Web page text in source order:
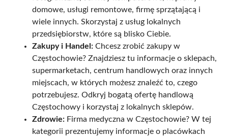
domowe, usługi remontowe, firmę sprzątającą i
wiele innych. Skorzystaj z usług lokalnych
przedsiębiorstw, które są blisko Ciebie.
Zakupy i Handel: Chcesz zrobić zakupy w
Częstochowie? Znajdziesz tu informacje o sklepach,
supermarketach, centrum handlowych oraz innych
miejscach, w których możesz znaleźć to, czego
potrzebujesz. Odkryj bogatą ofertę handlową
Częstochowy i korzystaj z lokalnych sklepów.
Zdrowie: Firma medyczna w Częstochowie? W tej
kategorii prezentujemy informacje o placówkach